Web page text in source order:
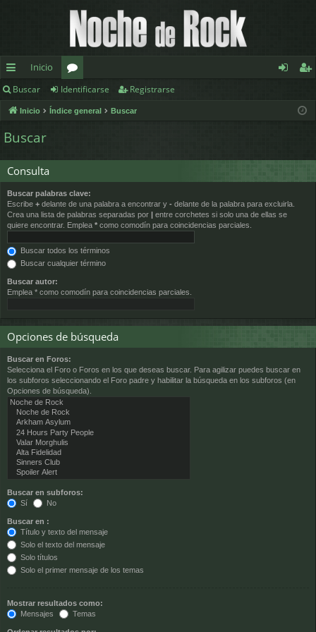
nl
ac
es
rá
pi
d
os
Inicio
or
os
ca
rs
e
ist
rs
e
Buscar Identificarse Registrarse
Inicio Índice general Buscar
Buscar
Consulta
Buscar palabras clave:
Escribe + delante de una palabra a encontrar y - delante de la palabra para excluirla.
Crea una lista de palabras separadas por | entre corchetes si solo una de ellas se
quiere encontrar. Emplea * como comodín para coincidencias parciales.
Buscar todos los términos
Buscar cualquier término
Buscar autor:
Emplea * como comodín para coincidencias parciales.
Opciones de búsqueda
Buscar en Foros:
Selecciona el Foro o Foros en los que deseas buscar. Para agilizar puedes buscar en
los subforos seleccionando el Foro padre y habilitar la búsqueda en los subforos (en
Opciones de búsqueda).
Buscar en subforos:
Sí
No
Buscar en :
Título y texto del mensaje
Solo el texto del mensaje
Solo títulos
Solo el primer mensaje de los temas
Mostrar resultados como:
Mensajes
Temas